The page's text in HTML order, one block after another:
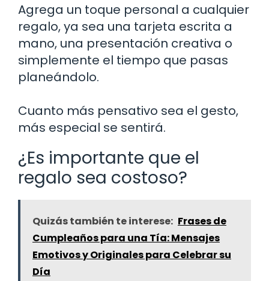
Agrega un toque personal a cualquier
regalo, ya sea una tarjeta escrita a
mano, una presentación creativa o
simplemente el tiempo que pasas
planeándolo.
Cuanto más pensativo sea el gesto,
más especial se sentirá.
¿Es importante que el
regalo sea costoso?
Quizás también te interese: Frases de
Cumpleaños para una Tía: Mensajes
Emotivos y Originales para Celebrar su
Día